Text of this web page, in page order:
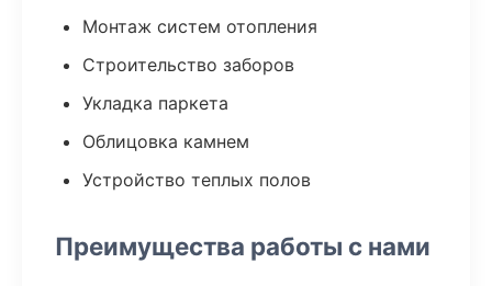
Монтаж систем отопления
Строительство заборов
Укладка паркета
Облицовка камнем
Устройство теплых полов
Преимущества работы с нами